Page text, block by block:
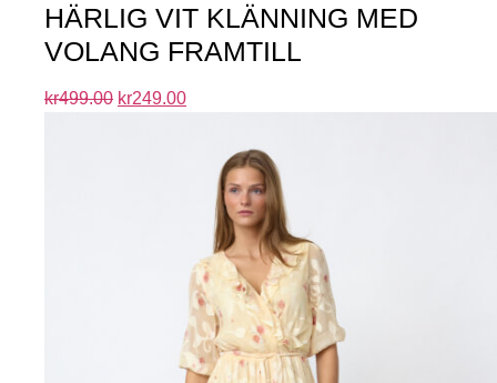
HÄRLIG VIT KLÄNNING MED
VOLANG FRAMTILL
kr499.00 kr249.00